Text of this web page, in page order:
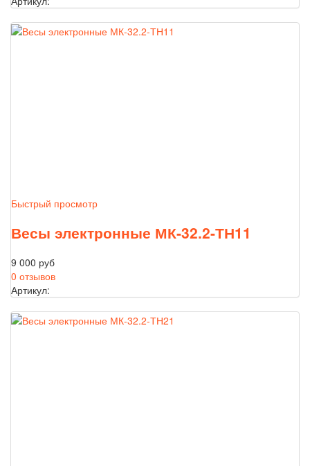
Быстрый просмотр
Весы электронные МК-32.2-ТН11
9 000 руб
0 отзывов
Артикул: